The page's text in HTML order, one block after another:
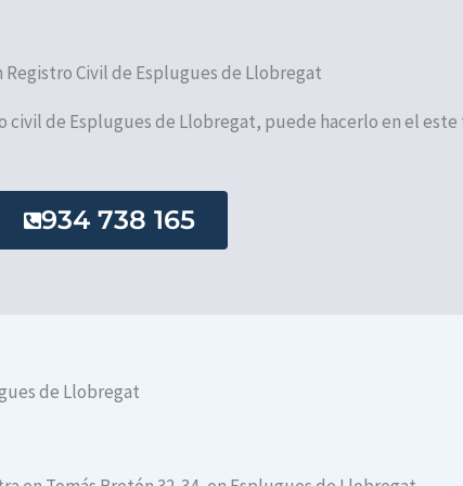
Registro Civil de Esplugues de Llobregat
civil de Esplugues de Llobregat, puede hacerlo en el
934 738 165
de Llobregat